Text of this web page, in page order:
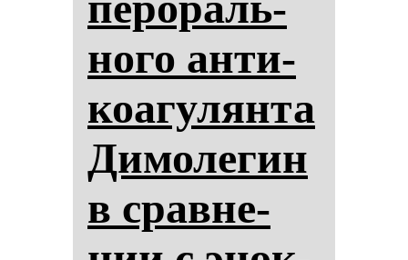
но­го ан­ти­
ко­агу­лян­та
Ди­мо­ле­гин
в срав­не­